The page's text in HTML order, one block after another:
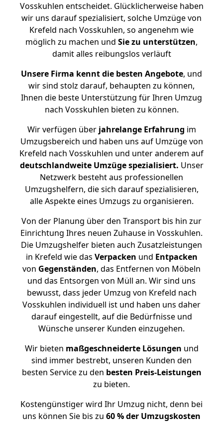
Vosskuhlen entscheidet. Glücklicherweise haben
wir uns darauf spezialisiert, solche Umzüge von
Krefeld nach Vosskuhlen, so angenehm wie
möglich zu machen und Sie zu unterstützen,
damit alles reibungslos verläuft
Unsere Firma kennt die besten Angebote, und
wir sind stolz darauf, behaupten zu können,
Ihnen die beste Unterstützung für Ihren Umzug
nach Vosskuhlen bieten zu können.
Wir verfügen überjahrelange Erfahrung im
Umzugsbereich und haben uns auf Umzüge von
Krefeld nach Vosskuhlen und unter anderem auf
deutschlandweite Umzüge spezialisiert. Unser
Netzwerk besteht aus professionellen
Umzugshelfern, die sich darauf spezialisieren,
alle Aspekte eines Umzugs zu organisieren.
Von der Planung über den Transport bis hin zur
Einrichtung Ihres neuen Zuhause in Vosskuhlen.
Die Umzugshelfer bieten auch Zusatzleistungen
in Krefeld wie das Verpacken und Entpacken
von Gegenständen, das Entfernen von Möbeln
und das Entsorgen von Müll an. Wir sind uns
bewusst, dass jeder Umzug von Krefeld nach
Vosskuhlen individuell ist und haben uns daher
darauf eingestellt, auf die Bedürfnisse und
Wünsche unserer Kunden einzugehen.
Wir bieten maßgeschneiderte Lösungen und
sind immer bestrebt, unseren Kunden den
besten Service zu den besten Preis-Leistungen
zu bieten.
Kostengünstiger wird Ihr Umzug nicht, denn bei
uns können Sie bis zu 60 % der Umzugskosten